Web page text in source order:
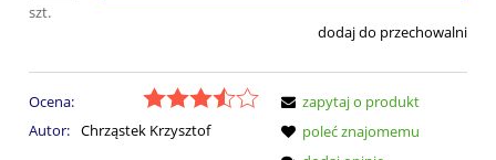
szt.
dodaj do przechowalni
Ocena:
Autor: Chrząstek Krzysztof
zapytaj o produkt
poleć znajomemu